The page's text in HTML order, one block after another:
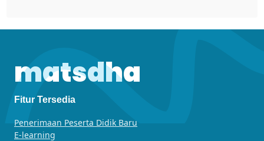
matsdha
Fitur Tersedia
Penerimaan Peserta Didik Baru
E-learning